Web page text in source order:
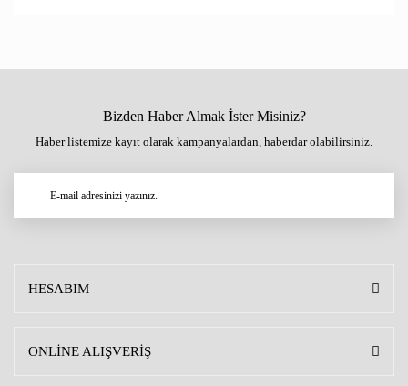
Bizden Haber Almak İster Misiniz?
Haber listemize kayıt olarak kampanyalardan, haberdar olabilirsiniz.
HESABIM
ONLİNE ALIŞVERİŞ